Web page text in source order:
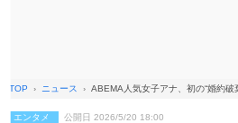
TOP ニュース ABEMA人気女子アナ、初の“婚約破
エンタメ 公開日 2026/5/20 18:00